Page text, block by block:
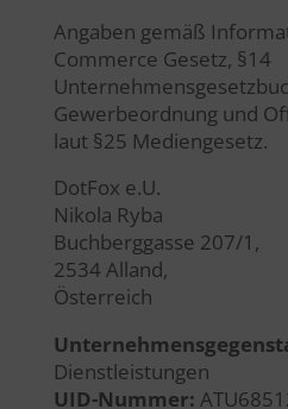
Angaben gemäß
Commerce Gesetz, §14
Gewerbeordnung und
laut §25 Mediengesetz.
DotFox e.U.
Nikola Ryba
Buchberggasse 207/1,
2534 Alland,
Österreich
Dienstleistungen
UID-Nummer: